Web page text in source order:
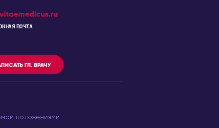
ПОЧТА
ГЛ. ВРАЧУ
положениями